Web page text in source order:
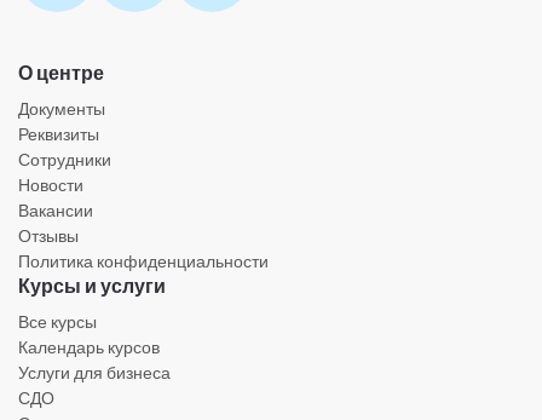
О центре
Документы
Реквизиты
Сотрудники
Новости
Вакансии
Отзывы
Политика конфиденциальности
Курсы и услуги
Все курсы
Календарь курсов
Услуги для бизнеса
СДО